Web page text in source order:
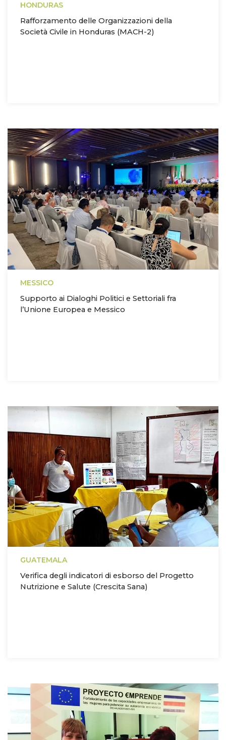
HONDURAS
Rafforzamento delle Organizzazioni della
Società Civile in Honduras (MACH-2)
MESSICO
Supporto ai Dialoghi Politici e Settoriali fra
l’Unione Europea e Messico
GUATEMALA
Verifica degli indicatori di esborso del Progetto
Nutrizione e Salute (Crescita Sana)